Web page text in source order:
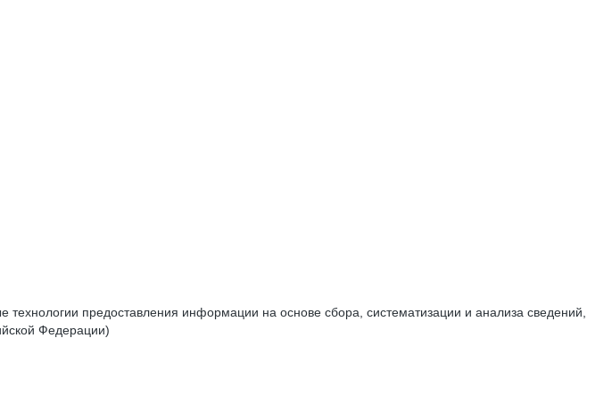
предоставления информации на основе сбора, систематизации и анализа сведений,
Федерации)